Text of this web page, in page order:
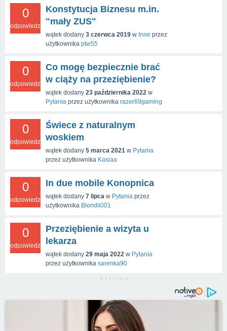
0
odpowiedzi
Konstytucja Biznesu m.in.
"mały ZUS"
wątek dodany 3 czerwca 2019 w Inne przez
użytkownika ptw55
0
odpowiedzi
Co mogę bezpiecznie brać
w ciąży na przeziębienie?
wątek dodany 23 października 2022 w
Pytania przez użytkownika razer69gaming
0
odpowiedzi
Świece z naturalnym
woskiem
wątek dodany 5 marca 2021 w Pytania
przez użytkownika Kasiaa
0
odpowiedzi
In due mobile Konopnica
wątek dodany 7 lipca w Pytania przez
użytkownika Blondii001
0
odpowiedzi
Przeziębienie a wizyta u
lekarza
wątek dodany 29 maja 2022 w Pytania
przez użytkownika sarenka90
R e k l a m a